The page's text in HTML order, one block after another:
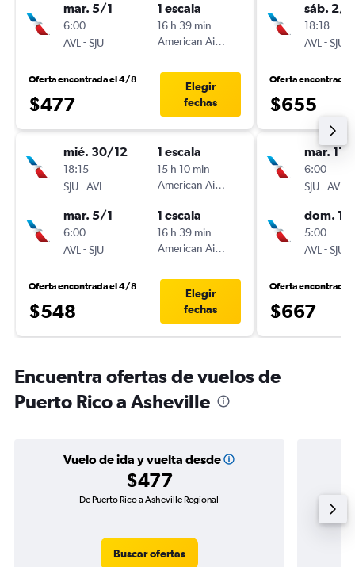
mar. 5/1
6:00
AVL -SJU
1 escala
16 h 39 min
American Airlines
Oferta encontrada el 4/8
$477
Elegir
fechas
mié. 30/12
18:15
SJU-AVL
1 escala
15 h 10 min
American Airlines
mar. 5/1
6:00
AVL -SJU
1 escala
16 h 39 min
American Airlines
Oferta encontrada el 4/8
$548
Elegir
fechas
sáb. 2/1
18:18
AVL -SJU
Oferta encontrada
$655
mar. 11/
6:00
SJU-AVL
dom.
5:00
AVL -SJU
Oferta encontrada
$667
Encuentra ofertas de vuelos de
Puerto Rico a Asheville
Vuelo de ida y vuelta desde
$477
De Puerto Rico a Asheville Regional
Buscar ofertas